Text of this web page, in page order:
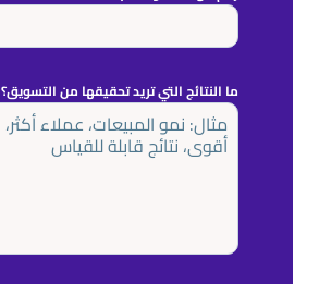
ما النتائج التي تريد تحقيقها من التسويق؟